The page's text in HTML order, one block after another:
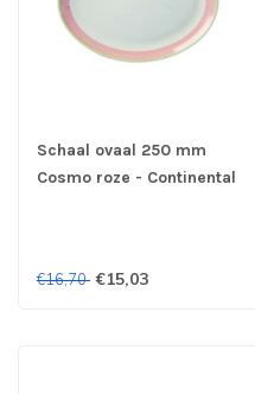
Schaal ovaal 250 mm
Cosmo roze - Continental
€16,70 €15,03